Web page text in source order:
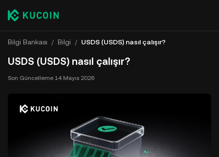
Bilgi Bankası / Bilgi / USDS (USDS) nasıl çalışır?
USDS (USDS) nasıl çalışır?
Son Güncelleme 14 Mayıs 2026